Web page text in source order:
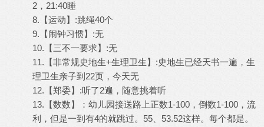
2，21:40睡
8.【运动】:跳绳40个
9.【闹钟习惯】:无
10.【三不一要求】:无
11.【非常规史地生+生理卫生】:史地生已经天书一遍，生
理卫生亲子到22页，今天无
12.【郑委】:听了2遍，随意挑着听
13.【数数】：幼儿园接送路上正数1-100，倒数1-100，流
利，但是一到有4的就跳过。55、53.52这样。每个都是。